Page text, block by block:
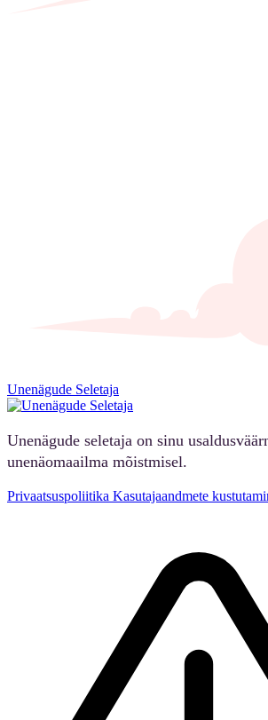
Unenägude Seletaja
Unenägude seletaja on sinu
unenäomaailma mõistmisel.
Privaatsuspoliitika Kasutajaandmete